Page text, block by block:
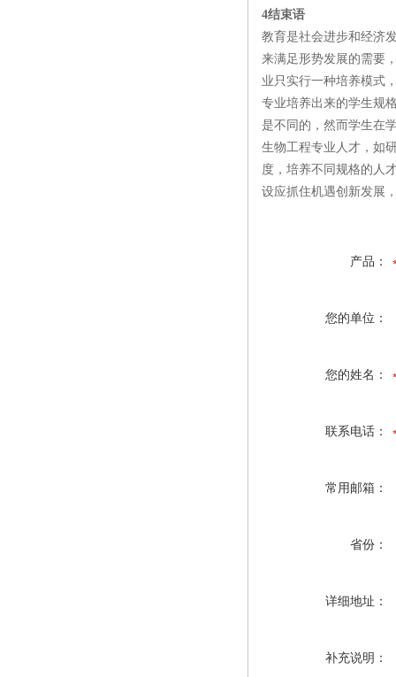
4结束语
教育是社会进步和经济
来满足形势发展的需要
业只实行一种培养模式
专业培养出来的学生规
是不同的，然而学生在
生物工程专业人才，如
度，培养不同规格的人
设应抓住机遇创新发展
产品：
您的单位：
您的姓名：
联系电话：
常用邮箱：
省份：
详细地址：
补充说明：